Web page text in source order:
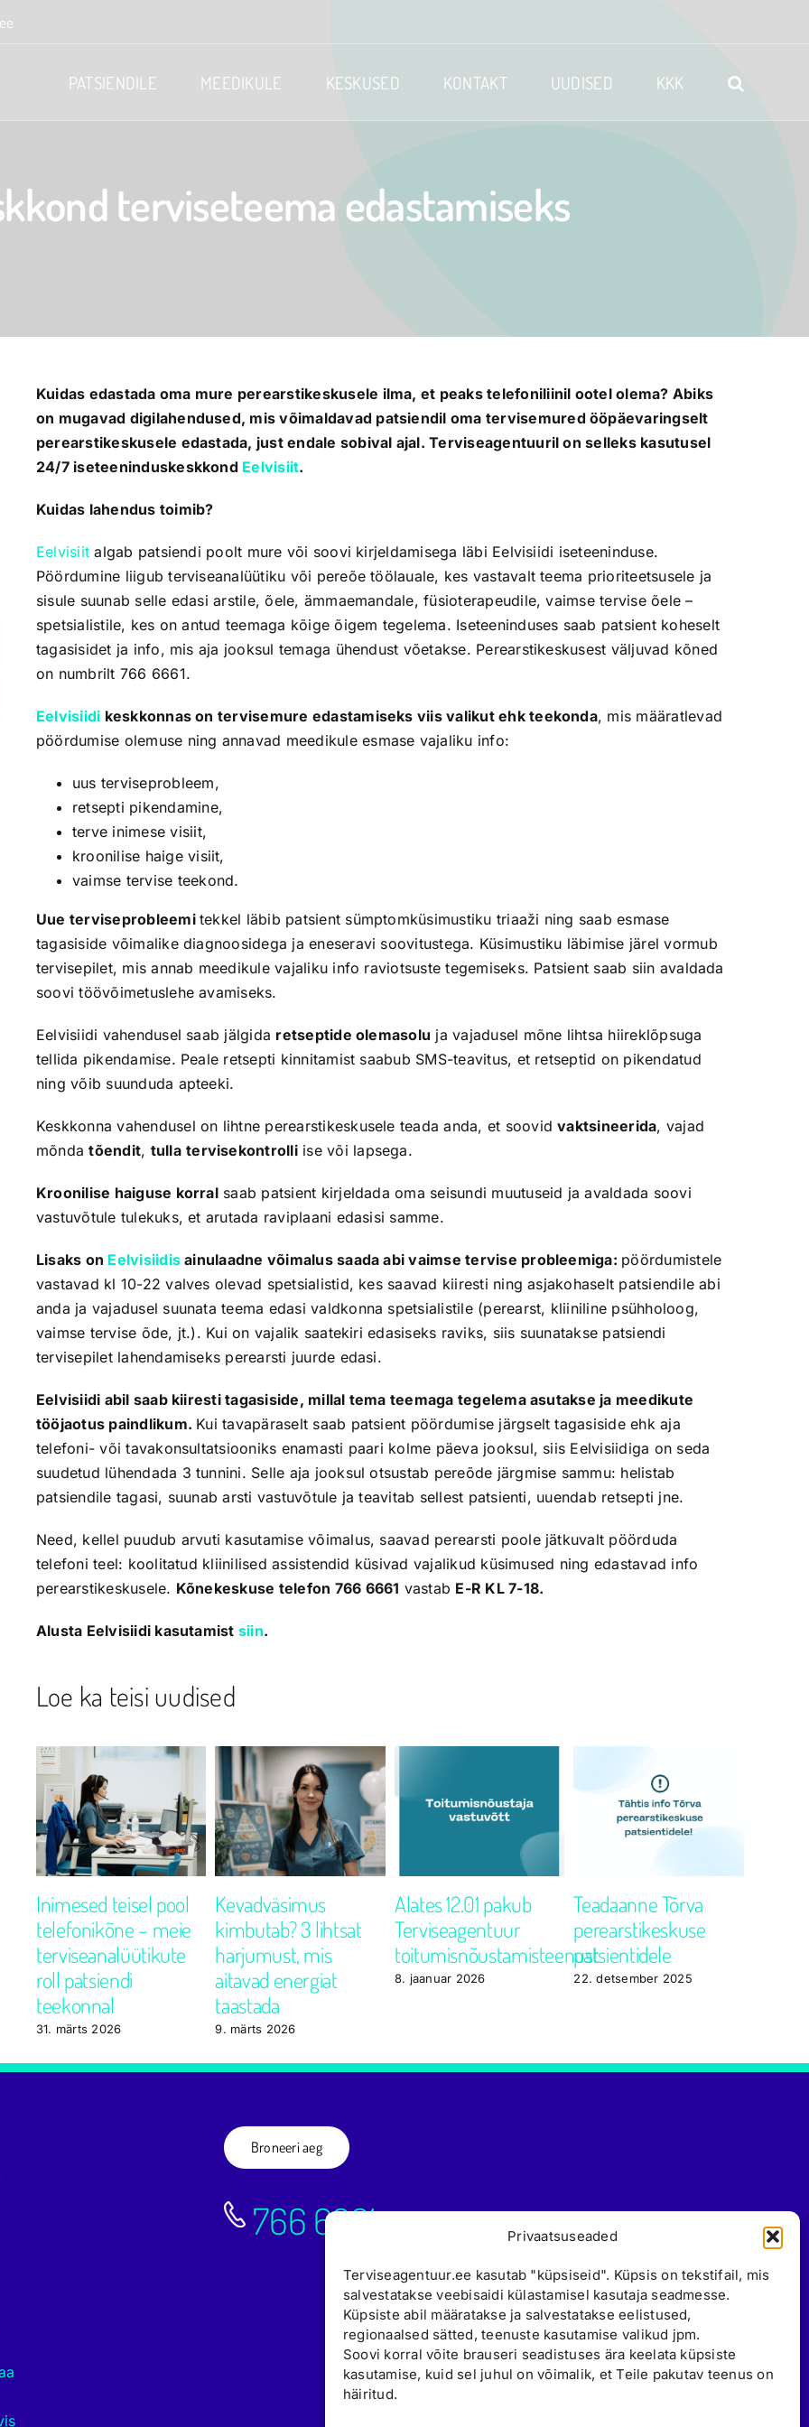
Privaatsuseaded
Terviseagentuur.ee kasutab "küpsiseid". Küpsis on tekstifail, mis
salvestatakse veebisaidi külastamisel kasutaja seadmesse.
Küpsiste abil määratakse ja salvestatakse eelistused,
regionaalsed sätted, teenuste kasutamise valikud jpm.
Soovi korral võite brauseri seadistuses ära keelata küpsiste
kasutamise, kuid sel juhul on võimalik, et Teile pakutav teenus on
häiritud.
PATSIENDILE MEEDIKULE KESKUSED KONTAKT UUDISED KKK
terviseteema edastamiseks
Kuidas edastada oma mure perearstikeskusele ilma, et peaks telefoniliinil ootel olema? Abiks
on mugavad digilahendused, mis võimaldavad patsiendil oma tervisemured ööpäevaringselt
perearstikeskusele edastada, just endale sobival ajal. Terviseagentuuril on selleks kasutusel
24/7 iseteeninduskeskkond Eelvisiit.
Kuidas lahendus toimib?
Eelvisiit algab patsiendi poolt mure või soovi kirjeldamisega läbi Eelvisiidi iseteeninduse.
Pöördumine liigub terviseanalüütiku või pereõe töölauale, kes vastavalt teema prioriteetsusele ja
sisule suunab selle edasi arstile, õele, ämmaemandale, füsioterapeudile, vaimse tervise õele –
spetsialistile, kes on antud teemaga kõige õigem tegelema. Iseteeninduses saab patsient koheselt
tagasisidet ja info, mis aja jooksul temaga ühendust võetakse. Perearstikeskusest väljuvad kõned
on numbrilt 766 6661.
Eelvisiidi keskkonnas on tervisemure edastamiseks viis valikut ehk teekonda, mis määratlevad
pöördumise olemuse ning annavad meedikule esmase vajaliku info:
uus terviseprobleem,
retsepti pikendamine,
terve inimese visiit,
kroonilise haige visiit,
vaimse tervise teekond.
Uue terviseprobleemi tekkel läbib patsient sümptomküsimustiku triaaži ning saab esmase
tagasiside võimalike diagnoosidega ja eneseravi soovitustega. Küsimustiku läbimise järel vormub
tervisepilet, mis annab meedikule vajaliku info raviotsuste tegemiseks. Patsient saab siin avaldada
soovi töövõimetuslehe avamiseks.
Eelvisiidi vahendusel saab jälgida retseptide olemasolu ja vajadusel mõne lihtsa hiireklõpsuga
tellida pikendamise. Peale retsepti kinnitamist saabub SMS-teavitus, et retseptid on pikendatud
ning võib suunduda apteeki.
Keskkonna vahendusel on lihtne perearstikeskusele teada anda, et soovidvaktsineerida, vajad
mõndatõendit, tulla tervisekontrolliise või lapsega.
Kroonilise haiguse korralsaab patsient kirjeldada oma seisundi muutuseid ja avaldada soovi
vastuvõtule tulekuks, et arutada raviplaani edasisi samme.
Lisaks on Eelvisiidis ainulaadne võimalus saada abi vaimse tervise probleemiga: pöördumistele
vastavad kl 10-22 valves olevad spetsialistid, kes saavad kiiresti ning asjakohaselt patsiendile abi
anda ja vajadusel suunata teema edasi valdkonna spetsialistile (perearst, kliiniline psühholoog,
vaimse tervise õde, jt.). Kui on vajalik saatekiri edasiseks raviks, siis suunatakse patsiendi
tervisepilet lahendamiseks perearsti juurde edasi.
Eelvisiidi abil saab kiiresti tagasiside, millal tema teemaga tegelema asutakse ja meedikute
tööjaotus paindlikum. Kui tavapäraselt saab patsient pöördumise järgselt tagasiside ehk aja
telefoni- või tavakonsultatsiooniks enamasti paari kolme päeva jooksul, siis Eelvisiidiga on seda
suudetud lühendada 3 tunnini. Selle aja jooksul otsustab pereõde järgmise sammu: helistab
patsiendile tagasi, suunab arsti vastuvõtule ja teavitab sellest patsienti, uuendab retsepti jne.
Need, kellel puudub arvuti kasutamise võimalus, saavad perearsti poole jätkuvalt pöörduda
telefoni teel: koolitatud kliinilised assistendid küsivad vajalikud küsimused ning edastavad info
perearstikeskusele. Kõnekeskuse telefon 766 6661 vastab E-R KL 7-18.
Alusta Eelvisiidi kasutamist siin.
Loe ka teisi uudised
Inimesed teisel pool
telefonikõne – meie
terviseanalüütikute
roll patsiendi
teekonnal
31. märts 2026
Kevadväsimus
kimbutab? 3 lihtsat
harjumust, mis
aitavad energiat
taastada
9. märts 2026
Alates 12.01 pakub
Terviseagentuur
toitumisnõustamisteenust
8. jaanuar 2026
Teadaanne Tõrva
perearstikeskuse
patsientidele
22. detsember 2025
Broneeri aeg
766 6661